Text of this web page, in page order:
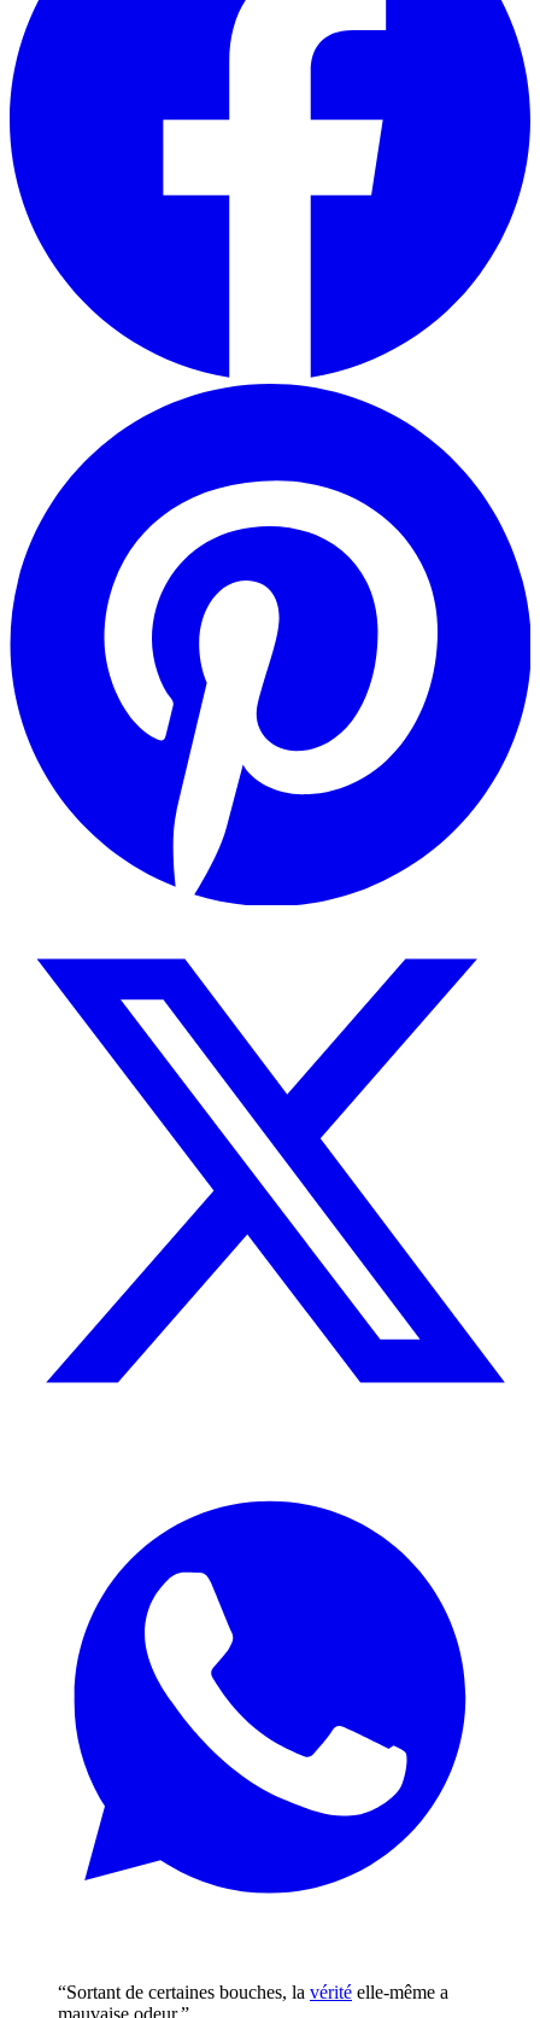
“Sortant de certaines bouches, la vérité elle-même a
mauvaise odeur.”